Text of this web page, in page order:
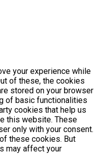
your experience while
of these, the cookies
stored on your browser
of basic functionalities
cookies that help us
this website. These
only with your consent.
these cookies. But
may affect your